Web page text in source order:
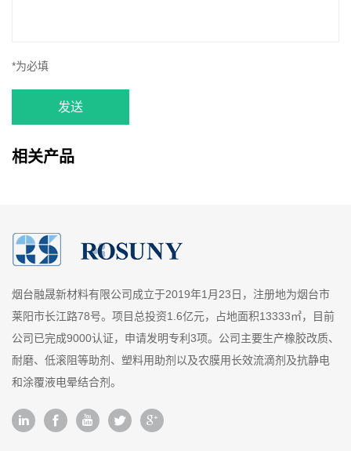
*为必填
发送
相关产品
烟台融晟新材料有限公司成立于2019年1月23日，注册地为烟台市
莱阳市长江路78号。项目总投资1.6亿元，占地面积13333㎡，目前
公司已完成9000认证，申请发明专利3项。公司主要生产橡胶改质、
耐磨、低滚阻等助剂、塑料用助剂以及农膜用长效流滴剂及抗静电
和涂覆液电晕结合剂。